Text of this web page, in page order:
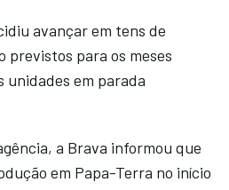
avançar em tens de
previstos para os meses
unidades em parada
a Brava informou que
em Papa-Terra no início